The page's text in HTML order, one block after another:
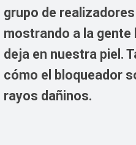
grupo de
mostrando a la gente
deja en nuestra piel.
cómo el bloqueador
rayos dañinos.